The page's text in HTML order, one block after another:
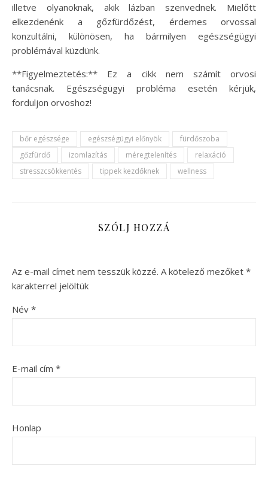
illetve olyanoknak, akik lázban szenvednek. Mielőtt
elkezdenénk a gőzfürdőzést, érdemes orvossal
konzultálni, különösen, ha bármilyen egészségügyi
problémával küzdünk.
**Figyelmeztetés:** Ez a cikk nem számít orvosi
tanácsnak. Egészségügyi probléma esetén kérjük,
forduljon orvoshoz!
bőr egészsége egészségügyi előnyök
fürdőszoba
gőzfürdő
izomlazítás méregtelenítés
relaxáció
stresszcsökkentés
tippek kezdőknek wellness
SZÓLJ HOZZÁ
Az e-mail címet nem tesszük közzé. A kötelező mezőket *
karakterrel jelöltük
Név *
E-mail cím *
Honlap